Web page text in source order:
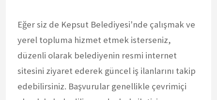
Eğer siz de Kepsut Belediyesi'nde çalışmak ve
yerel topluma hizmet etmek isterseniz,
düzenli olarak belediyenin resmi internet
sitesini ziyaret ederek güncel iş ilanlarını takip
edebilirsiniz. Başvurular genellikle çevrimiçi